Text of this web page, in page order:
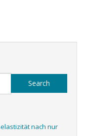
Search
nach nur